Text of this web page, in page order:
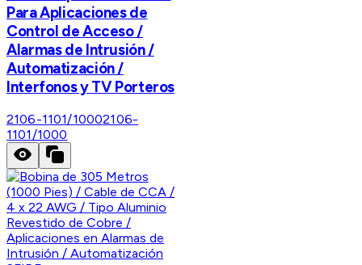
Para Aplicaciones de
Control de Acceso /
Alarmas de Intrusión /
Automatización /
Interfonos y TV Porteros
2106-1101/10002106-
1101/1000